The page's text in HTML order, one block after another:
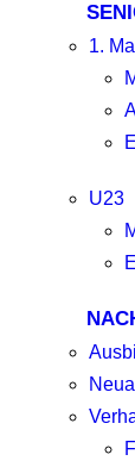
1.
U23